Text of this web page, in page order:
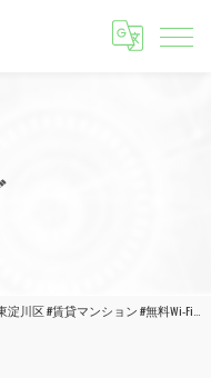
ン #無料Wi-Fi #無料インターネットマンション #兵庫県 #甲子園#すむーず